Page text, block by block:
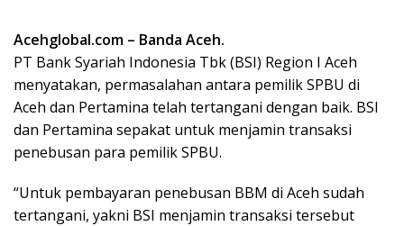
Acehglobal.com – Banda Aceh.
PT Bank Syariah Indonesia Tbk (BSI) Region I Aceh
menyatakan, permasalahan antara pemilik SPBU di
Aceh dan Pertamina telah tertangani dengan baik. BSI
dan Pertamina sepakat untuk menjamin transaksi
penebusan para pemilik SPBU.
“Untuk pembayaran penebusan BBM di Aceh sudah
tertangani, yakni BSI menjamin transaksi tersebut